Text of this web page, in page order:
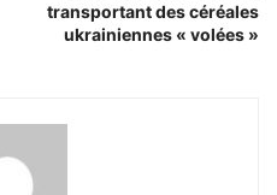
transportant des céréales
ukrainiennes « volées »